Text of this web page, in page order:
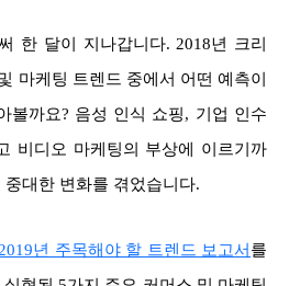
한 달이 지나갑니다. 2018년 크리
마케팅 트렌드 중에서 어떤 예측이
볼까요? 음성 인식 쇼핑, 기업 인수
비디오 마케팅의 부상에 이르기까
대한 변화를 겪었습니다.
2019년 주목해야 할 트렌드 보고서를